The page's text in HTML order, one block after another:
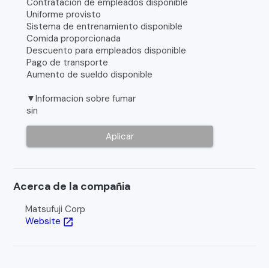
Contratación de empleados disponible
Uniforme provisto
Sistema de entrenamiento disponible
Comida proporcionada
Descuento para empleados disponible
Pago de transporte
Aumento de sueldo disponible
▼Informacion sobre fumar
sin
Aplicar
Acerca de la compañia
Matsufuji Corp
Website open_in_new